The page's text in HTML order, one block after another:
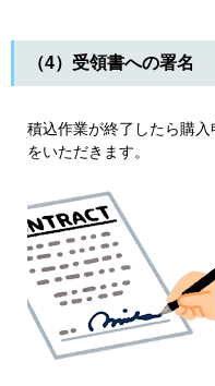
（4）受領書への署名
積込作業が終了したら購
をいただきます。